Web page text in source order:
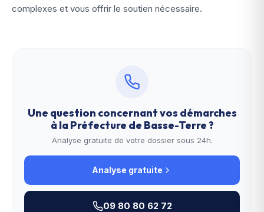
complexes et vous offrir le soutien nécessaire.
Une question concernant vos démarches
à laPréfecture de Basse-Terre?
Analyse gratuite de votre dossier sous 24h.
Analyse gratuite
09 80 80 62 72